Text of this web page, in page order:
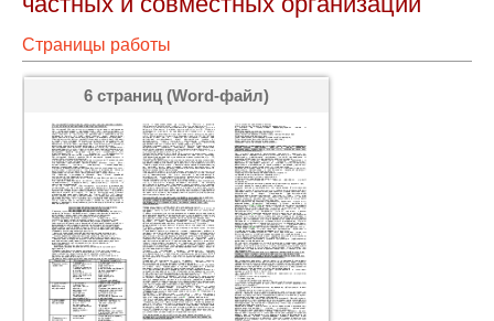
Страницы работы
6 страниц (Word-файл)